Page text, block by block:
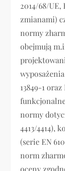
2014/68/UE,
zmianami)
normy
obejmują
13849-1
normy
4413/4414),
(serie EN
norm
oceny